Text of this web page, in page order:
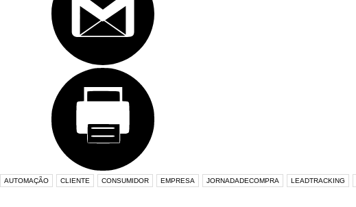
AUTOMAÇÃO CLIENTE CONSUMIDOR EMPRESA JORNADADECOMPRA LEADTRACKING